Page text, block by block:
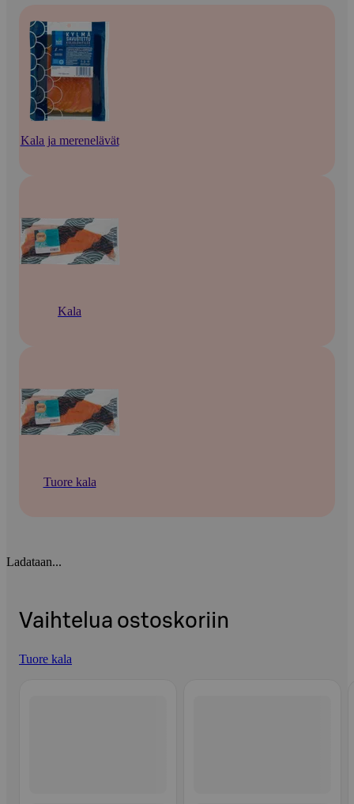
Kala ja merenelävät
Kala
Tuore kala
Ladataan...
Vaihtelua ostoskoriin
Tuore kala